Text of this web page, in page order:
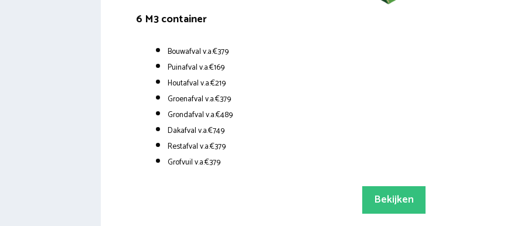
6 M3 container
Bouwafval v.a.€379
Puinafval v.a.€169
Houtafval v.a.€219
Groenafval v.a.€379
Grondafval v.a.€489
Dakafval v.a.€749
Restafval v.a.€379
Grofvuil v.a.€379
Bekijken